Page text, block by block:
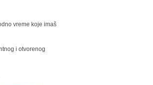
vreme koje imaš
i otvorenog